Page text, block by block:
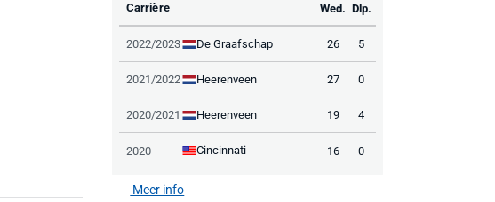
Carrière Wed. Dlp.
2022/2023 De Graafschap 26 5
2021/2022 Heerenveen 27 0
2020/2021 Heerenveen 19 4
2020 Cincinnati 16 0
Meer info